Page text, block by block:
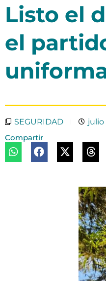
Listo el
el
SEGURIDAD
julio
Compartir